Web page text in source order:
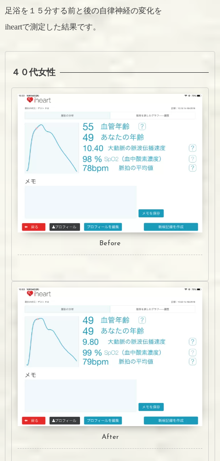
足浴を１５分する前と後の自律神経の変化を
iheartで測定した結果です。
４０代女性
Before
After